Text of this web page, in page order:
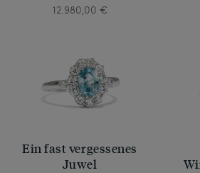
12.980,00 €
Ein fast vergessenes
Juwel